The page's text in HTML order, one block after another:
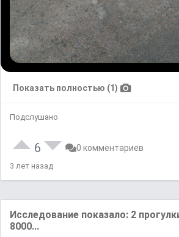
Показать полностью (1)
Подслушано
6 0 комментариев
3 лет назад
Исследование показало: 2
8000...